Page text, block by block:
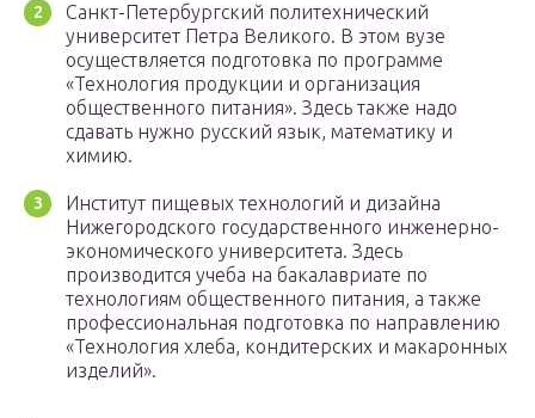
Санкт-Петербургский политехнический
университет Петра Великого. В этом вузе
осуществляется подготовка по программе
«Технология продукции и организация
общественного питания». Здесь также надо
сдавать нужно русский язык, математику и
химию.
Институт пищевых технологий и дизайна
Нижегородского государственного инженерно-
экономического университета. Здесь
производится учеба на бакалавриате по
технологиям общественного питания, а также
профессиональная подготовка по направлению
«Технология хлеба, кондитерских и макаронных
изделий».